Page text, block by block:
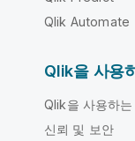
Qlik Automate
Qlik을 사용
Qlik을 사용하는
신뢰 및 보안